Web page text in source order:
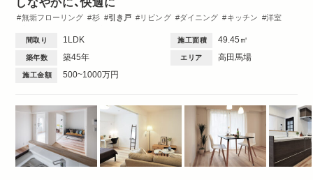
しなやかに、快適に
無垢フローリング 杉 引き戸 リビング ダイニング キッチン
洋室
間取り 1LDK 施工面積 49.45㎡
築年数 築45年 エリア 高田馬場
施工金額 500~1000万円